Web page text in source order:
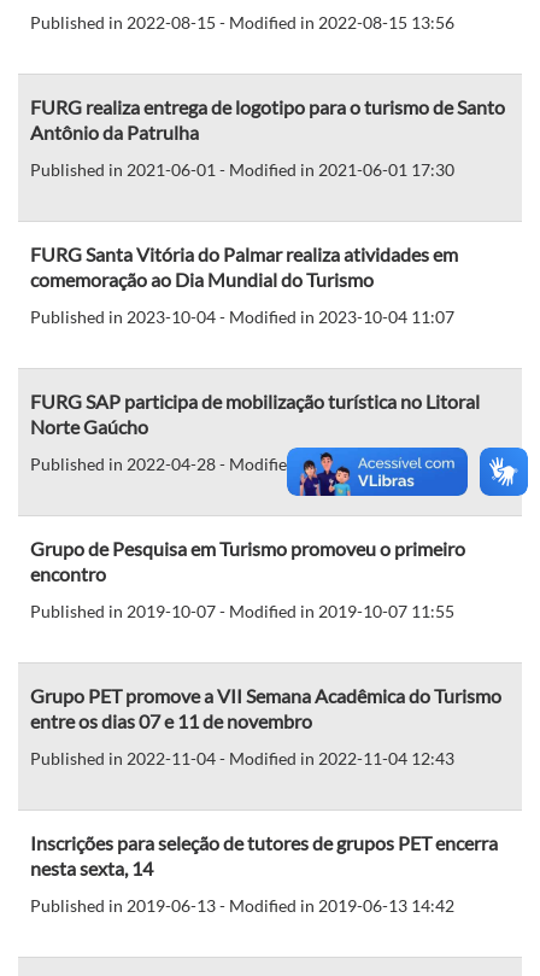
Published in 2022-08-15 - Modified in 2022-08-15 13:56
FURG realiza entrega de logotipo para o turismo de Santo
Antônio da Patrulha
Published in 2021-06-01 - Modified in 2021-06-01 17:30
FURG Santa Vitória do Palmar realiza atividades em
comemoração ao Dia Mundial do Turismo
Published in 2023-10-04 - Modified in 2023-10-04 11:07
FURG SAP participa de mobilização turística no Litoral
Norte Gaúcho
Published in 2022-04-28 - Modified in 2022-04-28 16:30
Grupo de Pesquisa em Turismo promoveu o primeiro
encontro
Published in 2019-10-07 - Modified in 2019-10-07 11:55
Grupo PET promove a VII Semana Acadêmica do Turismo
entre os dias 07 e 11 de novembro
Published in 2022-11-04 - Modified in 2022-11-04 12:43
Inscrições para seleção de tutores de grupos PET encerra
nesta sexta, 14
Published in 2019-06-13 - Modified in 2019-06-13 14:42